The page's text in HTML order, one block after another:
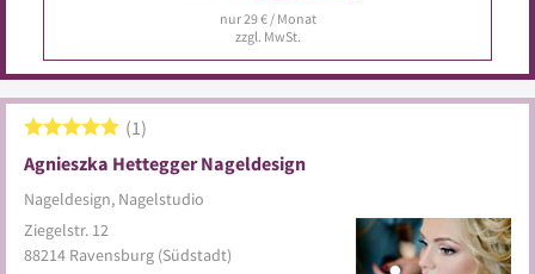
nur 29 € / Monat
zzgl. MwSt.
Agnieszka Hettegger Nageldesign
Nageldesign, Nagelstudio
1
Ziegelstr. 12
88214 Ravensburg (Südstadt)